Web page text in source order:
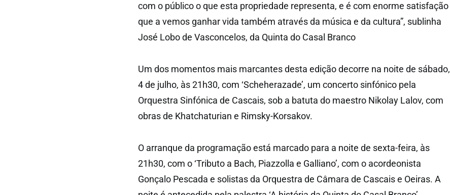
com o público o que esta propriedade representa, e é com enorme satisfação
que a vemos ganhar vida também através da música e da cultura”, sublinha
José Lobo de Vasconcelos, da Quinta do Casal Branco
Um dos momentos mais marcantes desta edição decorre na noite de sábado,
4 de julho, às 21h30, com ‘Scheherazade’, um concerto sinfónico pela
Orquestra Sinfónica de Cascais, sob a batuta do maestro Nikolay Lalov, com
obras de Khatchaturian e Rimsky-Korsakov.
O arranque da programação está marcado para a noite de sexta-feira, às
21h30, com o ‘Tributo a Bach, Piazzolla e Galliano’, com o acordeonista
Gonçalo Pescada e solistas da Orquestra de Câmara de Cascais e Oeiras. A